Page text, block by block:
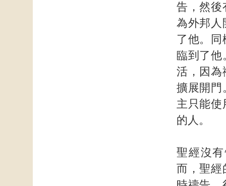
告，然後
為外邦人
了他。
臨到了他
活，因為
擴展開門
主只能使
的人。
聖經沒
而，聖經